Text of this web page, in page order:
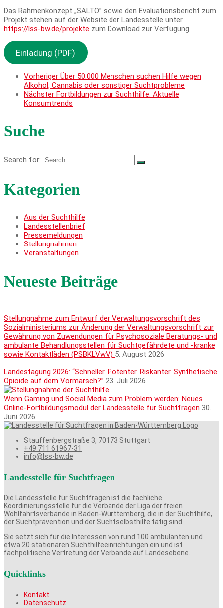
Das Rahmenkonzept „SALTO” sowie den Evaluationsbericht zum
Projekt stehen auf der Website der Landesstelle unter
https://lss-bw.de/projekte zum Download zur Verfügung.
Einladung (PDF)
Vorheriger Über 50.000 Menschen suchen Hilfe wegen
Alkohol, Cannabis oder sonstiger Suchtprobleme
Nächster Fortbildungen zur Suchthilfe: Aktuelle
Konsumtrends
Suche
Search for:
Kategorien
Aus der Suchthilfe
Landesstellenbrief
Pressemeldungen
Stellungnahmen
Veranstaltungen
Neueste Beiträge
Stellungnahme zum Entwurf der Verwaltungsvorschrift des
Sozialministeriums zur Änderung der Verwaltungsvorschrift zur
Gewährung von Zuwendungen für Psychosoziale Beratungs- und
ambulante Behandlungsstellen für Suchtgefährdete und -kranke
sowie Kontaktläden (PSBKLVwV) 5. August 2026
Landestagung 2026: “Schneller. Potenter. Riskanter. Synthetische
Opioide auf dem Vormarsch?” 23. Juli 2026
Wenn Gaming und Social Media zum Problem werden: Neues
Online-Fortbildungsmodul der Landesstelle für Suchtfragen 30.
Juni 2026
Stauffenbergstraße 3, 70173 Stuttgart
+49 711 61967-31
info@lss-bw.de
Landesstelle für Suchtfragen
Die Landesstelle für Suchtfragen ist die fachliche
Koordinierungsstelle für die Verbände der Liga der freien
Wohlfahrtsverbände in Baden-Württemberg, die in der Suchthilfe,
der Suchtprävention und der Suchtselbsthilfe tätig sind.
Sie setzt sich für die Interessen von rund 100 ambulanten und
etwa 20 stationären Suchthilfeeinrichtungen ein und ist
fachpolitische Vertretung der Verbände auf Landesebene.
Quicklinks
Kontakt
Datenschutz